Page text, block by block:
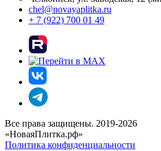
chel@novayaplitka.ru
+ 7 (922) 700 01 49
Все права защищены. 2019-2026
«НоваяПлитка.рф»
Политика конфиденциальности